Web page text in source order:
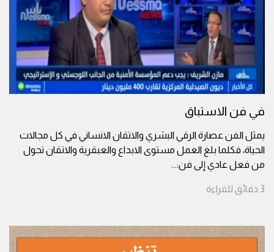
في فن الاستباق
يمثل الفن عصارة الرقي البشري والاتقان الانساني في كل مجالات
الحياة، فكلما بلغ العمل مستوى الابداع والعبقرية والاتقان تحول
من فعل عادي إلى فن:...
3 دقائق للقراءة